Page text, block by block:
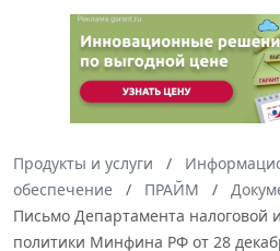
Продукты и услуги
обеспечение
ПРАЙМ
Письмо Департамента налоговой
политики Минфина РФ от 28